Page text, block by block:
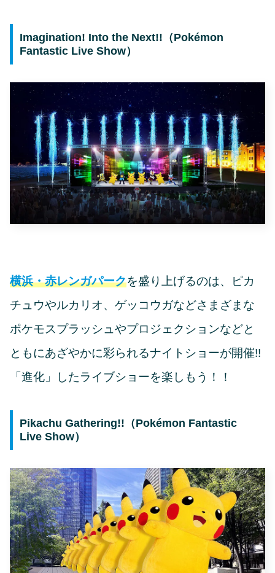
Imagination! Into the Next!!（Pokémon
Fantastic Live Show）
横浜・赤レンガパークを盛り上げるのは、ピカ
チュウやルカリオ、ゲッコウガなどさまざまな
ポケモスプラッシュやプロジェクションなどと
ともにあざやかに彩られるナイトショーが開催!!
「進化」したライブショーを楽しもう！！
Pikachu Gathering!!（Pokémon Fantastic
Live Show）